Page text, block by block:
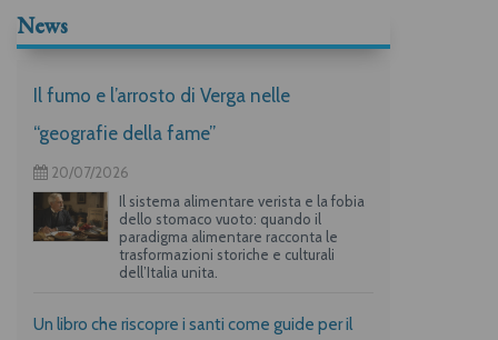
News
Il fumo e l’arrosto di Verga nelle
“geografie della fame”
20/07/2026
Il sistema alimentare verista e la fobia
dello stomaco vuoto: quando il
paradigma alimentare racconta le
trasformazioni storiche e culturali
dell’Italia unita.
Un libro che riscopre i santi come guide per il